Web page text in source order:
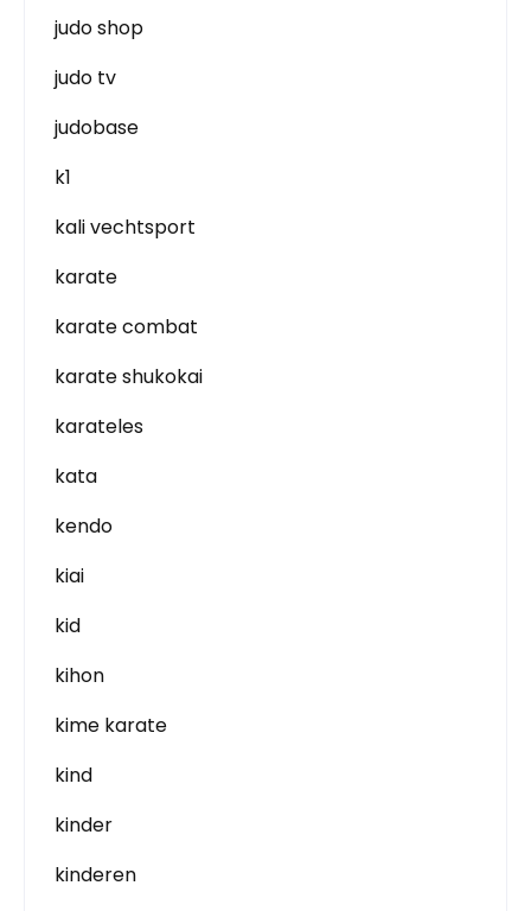
judo shop
judo tv
judobase
k1
kali vechtsport
karate
karate combat
karate shukokai
karateles
kata
kendo
kiai
kid
kihon
kime karate
kind
kinder
kinderen